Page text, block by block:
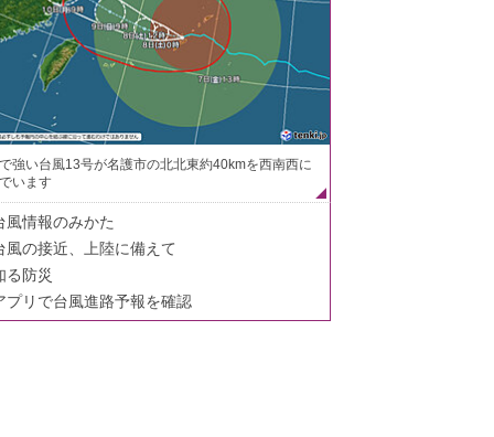
強い台風13号が名護市の北北東約40kmを西南西に
います
風情報のみかた
風の接近、上陸に備えて
る防災
プリで台風進路予報を確認